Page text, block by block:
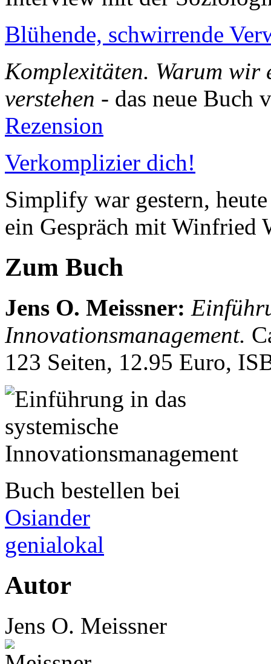
Blühende, schwirrende
Komplexitäten. Warum wir
verstehen - das neue Buch
Rezension
Verkomplizier dich!
Simplify war gestern,
ein Gespräch mit Winfried
Zum Buch
Jens O. Meissner:
Innovationsmanagement.
123 Seiten, 12.95 Euro,
Buch bestellen bei
Osiander
genialokal
Autor
Jens O. Meissner